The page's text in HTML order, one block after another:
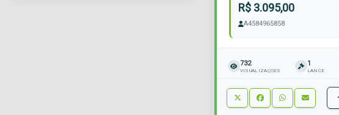
R$ 3.095,00
A4584965858
732
VISUALIZAÇÕES
1
LANCE